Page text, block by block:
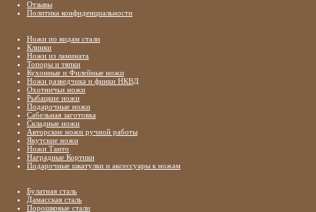
Отзывы
Политика конфиденциальности
Ножи по видам стали
Клинки
Ножи из ламината
Топоры и тяпки
Кухонные и Филейные ножи
Ножи разведчика и финки НКВД
Охотничьи ножи
Рыбацкие ножи
Подарочные ножи
Сабельная заготовка
Складные ножи
Авторские ножи ручной работы
Якутские ножи
Ножи Танто
Наградные Кортики
Подарочные шкатулки и аксессуары к ножам
Булатная сталь
Дамасская сталь
Порошковые стали